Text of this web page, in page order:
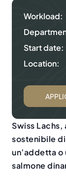
Workload:
Start date:
Location:
Swiss
sostenibile
un’addetta
salmone